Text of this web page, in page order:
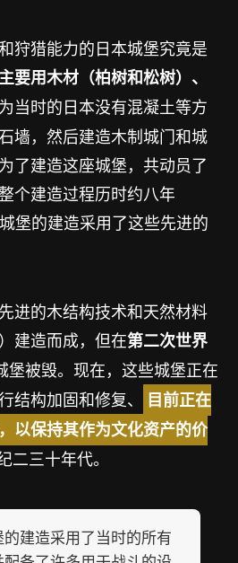
狩猎能力的日本城堡究竟是
要用木材（柏树和松树）、
当时的日本没有混凝土等方
墙，然后建造木制城门和城
了建造这座城堡，共动员了
个建造过程历时约八年
堡的建造采用了这些先进的
进的木结构技术和天然材料
建造而成，但在第二次世界
堡被毁。现在，这些城堡正在
结构加固和修复、
目前正在
以保持其作为文化资产的价
二三十年代。
的建造采用了当时的所有